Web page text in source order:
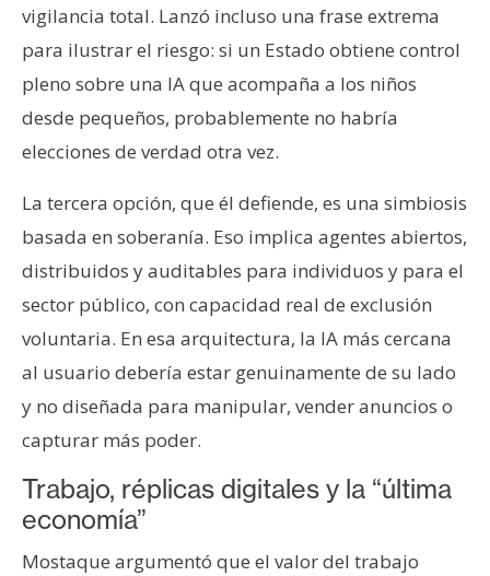
vigilancia total. Lanzó incluso una frase extrema
para ilustrar el riesgo: si un Estado obtiene control
pleno sobre una IA que acompaña a los niños
desde pequeños, probablemente no habría
elecciones de verdad otra vez.
La tercera opción, que él defiende, es una simbiosis
basada en soberanía. Eso implica agentes abiertos,
distribuidos y auditables para individuos y para el
sector público, con capacidad real de exclusión
voluntaria. En esa arquitectura, la IA más cercana
al usuario debería estar genuinamente de su lado
y no diseñada para manipular, vender anuncios o
capturar más poder.
Trabajo, réplicas digitales y la “última
economía”
Mostaque argumentó que el valor del trabajo